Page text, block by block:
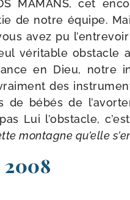
MAMANS, cet
de notre équipe.
avez pu
véri­table obs­tacle
en Dieu, notre
des
de bébés de
Lui l’obstacle,
mon­tagne qu’elle
2008